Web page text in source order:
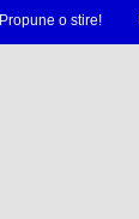
Propune o stire!